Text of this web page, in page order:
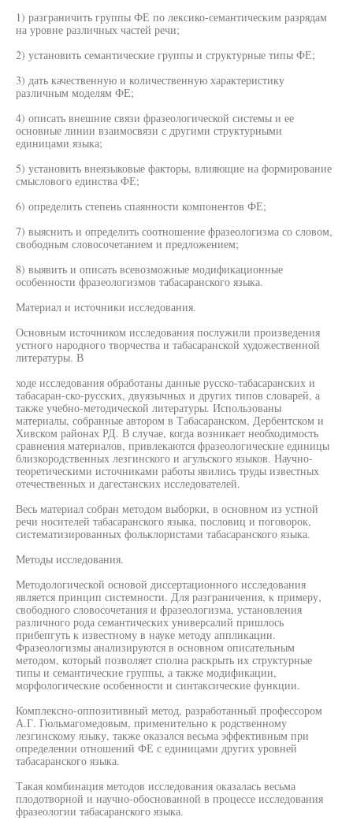
1) разграничить группы ФЕ по лексико-семантическим разрядам
на уровне различных частей речи;
2) установить семантические группы и структурные типы ФЕ;
3) дать качественную и количественную характеристику
различным моделям ФЕ;
4) описать внешние связи фразеологической системы и ее
основные линии взаимосвязи с другими структурными
единицами языка;
5) установить внеязыковые факторы, влияющие на формирование
смыслового единства ФЕ;
6) определить степень спаянности компонентов ФЕ;
7) выяснить и определить соотношение фразеологизма со словом,
свободным словосочетанием и предложением;
8) выявить и описать всевозможные модификационные
особенности фразеологизмов табасаранского языка.
Материал и источники исследования.
Основным источником исследования послужили произведения
устного народного творчества и табасаранской художественной
литературы. В
ходе исследования обработаны данные русско-табасаранских и
табасаран-ско-русских, двуязычных и других типов словарей, а
также учебно-методической литературы. Использованы
материалы, собранные автором в Табасаранском, Дербентском и
Хивском районах РД. В случае, когда возникает необходимость
сравнения материалов, привлекаются фразеологические единицы
близкородственных лезгинского и агульского языков. Научно-
теоретическими источниками работы явились труды известных
отечественных и дагестанских исследователей.
Весь материал собран методом выборки, в основном из устной
речи носителей табасаранского языка, пословиц и поговорок,
систематизированных фольклористами табасаранского языка.
Методы исследования.
Методологической основой диссертационного исследования
является принцип системности. Для разграничения, к примеру,
свободного словосочетания и фразеологизма, установления
различного рода семантических универсалий пришлось
прибепгуть к известному в науке методу аппликации.
Фразеологизмы анализируются в основном описательным
методом, который позволяет сполна раскрыть их структурные
типы и семантические группы, а также модификации,
морфологические особенности и синтаксические функции.
Комплексно-оппозитивный метод, разработанный профессором
А.Г. Гюльмагомедовым, применительно к родственному
лезгинскому языку, также оказался весьма эффективным при
определении отношений ФЕ с единицами других уровней
табасаранского языка.
Такая комбинация методов исследования оказалась весьма
плодотворной и научно-обоснованной в процессе исследования
фразеологии табасаранского языка.